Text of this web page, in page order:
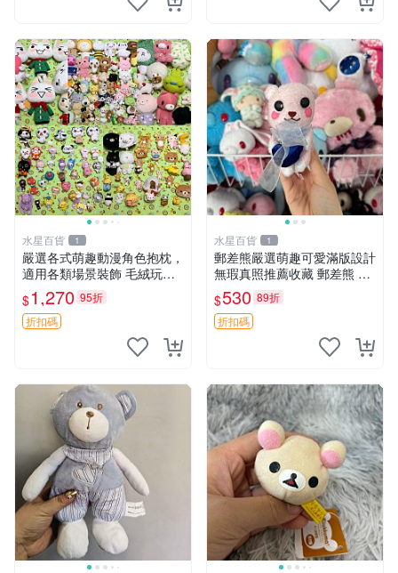
水星百貨 1
嚴選各式萌趣動漫角色抱枕，
適用各類場景裝飾 毛絨玩
具、卡通抱枕、趣味玩偶
$1,270 95折
折扣碼
水星百貨 1
郵差熊嚴選萌趣可愛滿版設計
無瑕真照推薦收藏 郵差熊 熊
抱枕 紅薯啵啵間
$530 89折
折扣碼